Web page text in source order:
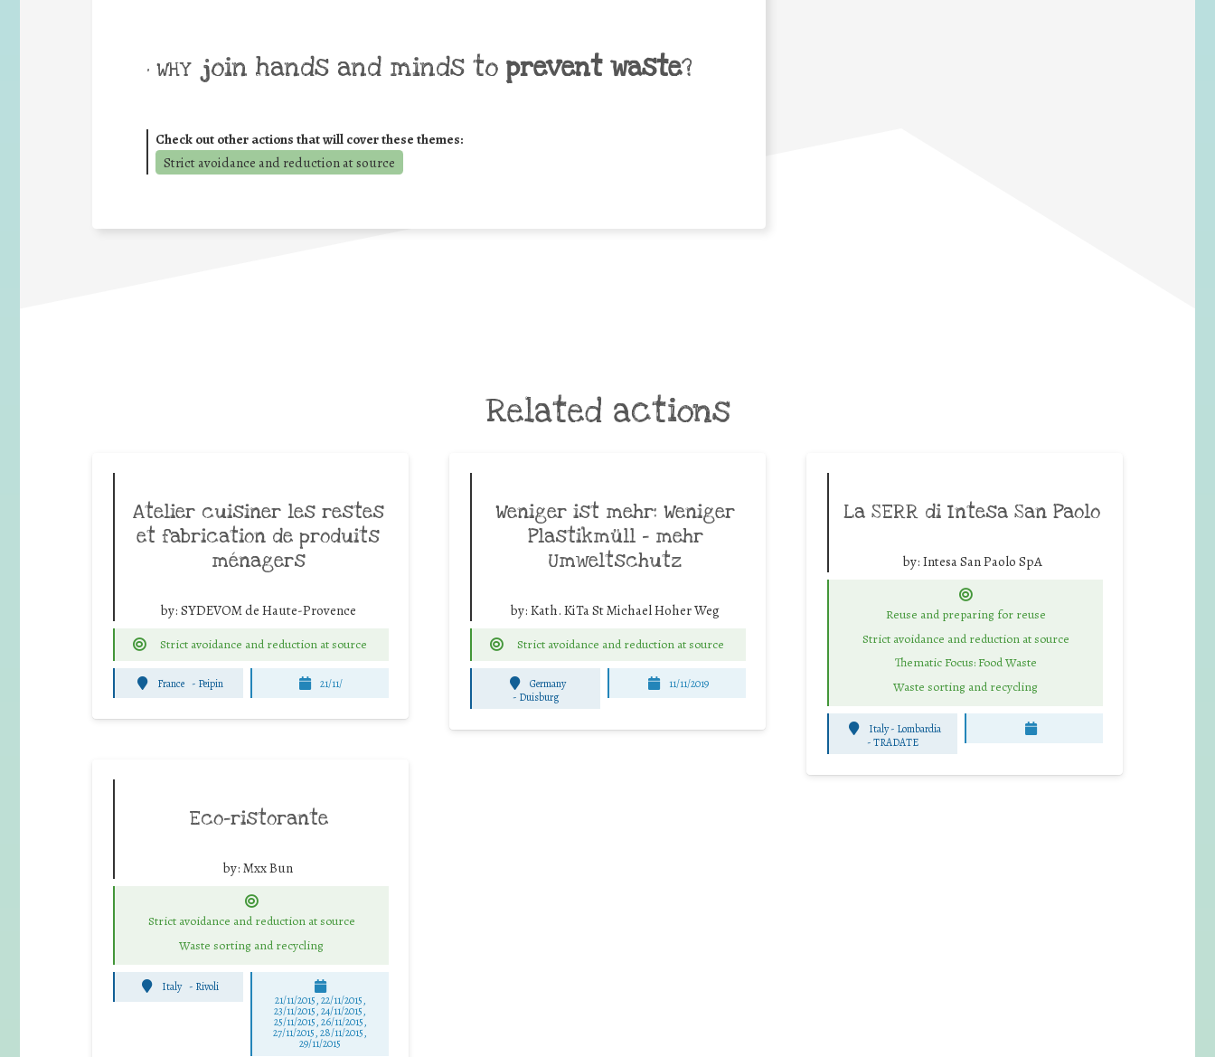
• WHY join hands and minds to prevent waste?
Check out other actions that will cover these themes:
Strict avoidance and reduction at source
Related actions
Atelier cuisiner les restes
et fabrication de produits
ménagers
by: SYDEVOM de Haute-Provence
Strict avoidance and reduction at source
France - Peipin 21/11/
Weniger ist mehr: Weniger
Plastikmüll – mehr
Umweltschutz
by: Kath. KiTa St Michael Hoher Weg
Strict avoidance and reduction at source
Germany
- Duisburg
11/11/2019
La SERR di Intesa San Paolo
by: Intesa San Paolo SpA
Reuse and preparing for reuse
Strict avoidance and reduction at source
Thematic Focus: Food Waste
Waste sorting and recycling
Italy - Lombardia
-TRADATE
Eco-ristorante
by: Mxx Bun
Strict avoidance and reduction at source
Waste sorting and recycling
Italy - Rivoli
21/11/2015, 22/11/2015,
23/11/2015, 24/11/2015,
25/11/2015, 26/11/2015,
27/11/2015, 28/11/2015,
29/11/2015